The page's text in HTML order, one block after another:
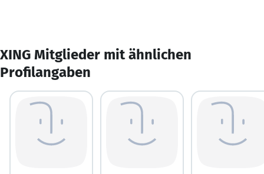
XING Mitglieder mit ähnlichen
Profilangaben